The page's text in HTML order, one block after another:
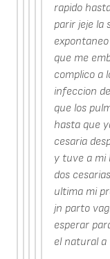
rapido
parir jeje la
que me
complico a
infeccion
que los
hasta que
cesaria
y tuve a mi
dos
ultima mi
jn parto
esperar
el natural